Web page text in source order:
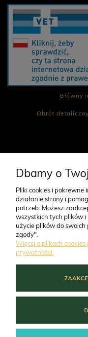
Główny
Obrót
CO
Dbamy o
Pliki cookies i
działanie strony i
potrzeb. Możesz
wszystkich tych plików i
użycie plików do
zgody".
Więcej o plikach
prywatności.